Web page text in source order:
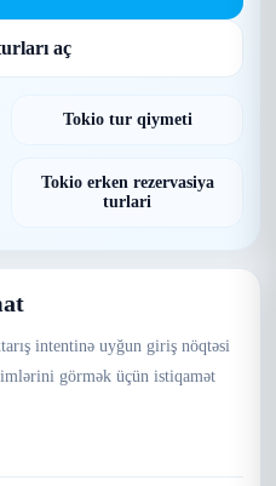
aç
Tokio tur qiymeti
Tokio erken rezervasiya
turlari
intentinə uyğun giriş nöqtəsi
görmək üçün istiqamət